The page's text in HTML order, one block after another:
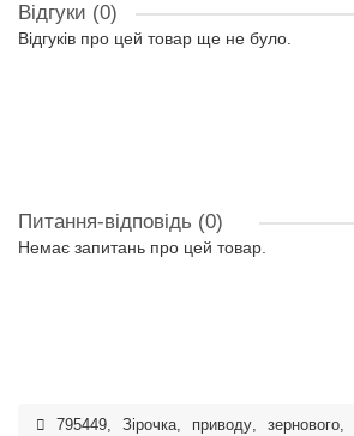
Відгуки (0)
Відгуків про цей товар ще не було.
Питання-відповідь (0)
Немає запитань про цей товар.
795449, Зірочка, приводу, зернового,